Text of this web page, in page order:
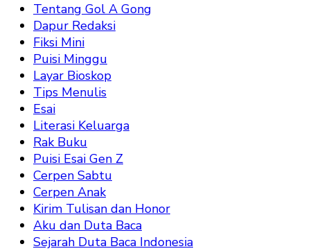
Tentang Gol A Gong
Dapur Redaksi
Fiksi Mini
Puisi Minggu
Layar Bioskop
Tips Menulis
Esai
Literasi Keluarga
Rak Buku
Puisi Esai Gen Z
Cerpen Sabtu
Cerpen Anak
Kirim Tulisan dan Honor
Aku dan Duta Baca
Sejarah Duta Baca Indonesia